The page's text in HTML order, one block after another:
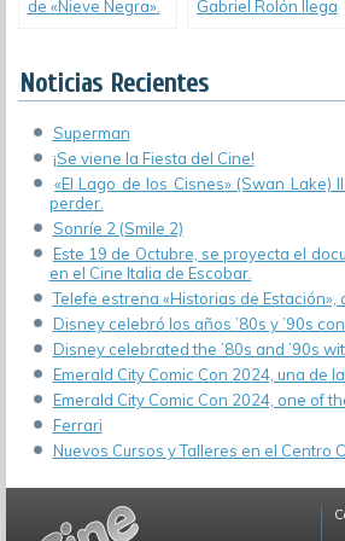
de «Nieve Negra».
Gabriel Rolón llega
Noticias Recientes
Superman
¡Se viene la Fiesta del Cine!
«El Lago de los Cisnes» (Swan
perder.
Sonríe 2 (Smile 2)
Este 19 de Octubre, se proyecta el
en el Cine Italia de Escobar.
Telefe estrena «Historias de Estación»,
Disney celebró los años ’80s y ’90s
Disney celebrated the ’80s and ’90s
Emerald City Comic Con 2024, una de
Emerald City Comic Con 2024, one of
Ferrari
Nuevos Cursos y Talleres en el Centro